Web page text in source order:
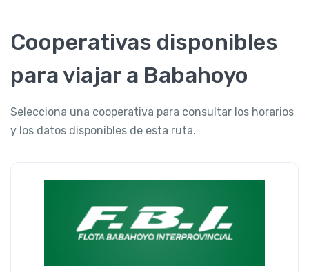
Cooperativas disponibles
para viajar a Babahoyo
Selecciona una cooperativa para consultar los horarios
y los datos disponibles de esta ruta.